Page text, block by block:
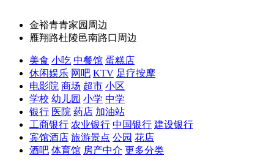
金裕青青家园周边
雁翔路杜陵邑南路口周边
美食 小吃 中餐馆 蛋糕店
休闲娱乐 网吧 KTV 足疗按摩
电影院 商场 超市 小区
学校 幼儿园 小学 中学
银行 医院 药店 加油站
工商银行 农业银行 中国银行 建设银行
宾馆酒店 旅游景点 公园 花店
酒吧 体育馆 房产中介 更多分类